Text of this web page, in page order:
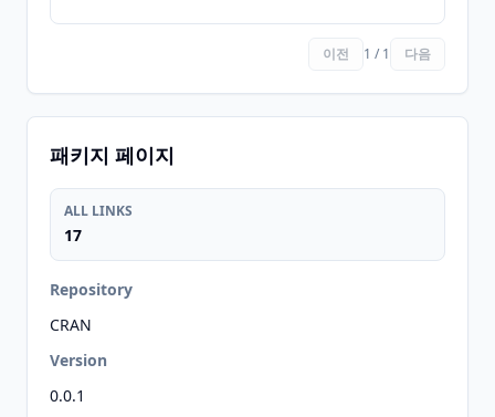
이전 1 / 1 다음
패키지 페이지
ALL LINKS
17
Repository
CRAN
Version
0.0.1